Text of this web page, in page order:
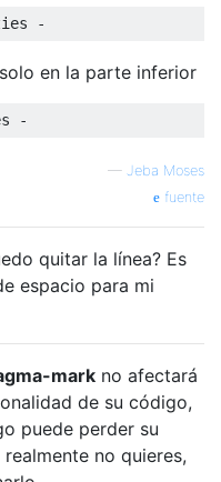
-
en la parte inferior
-
— Jeba Moses
fuente
quitar la línea? Es
espacio para mi
mark no afectará
de su código,
puede perder su
no quieres,